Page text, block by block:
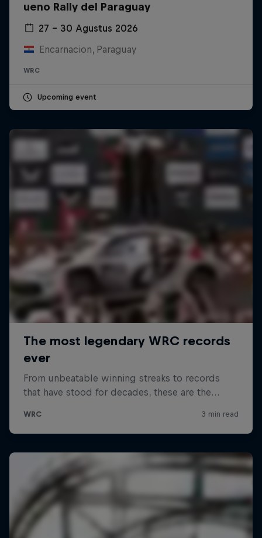
ueno Rally del Paraguay
27 – 30 Agustus 2026
Encarnacion, Paraguay
WRC
Upcoming event